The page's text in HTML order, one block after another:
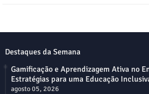
Destaques da Semana
Gamificação e Aprendizagem Ativa no
Estratégias para uma Educação
agosto 05, 2026